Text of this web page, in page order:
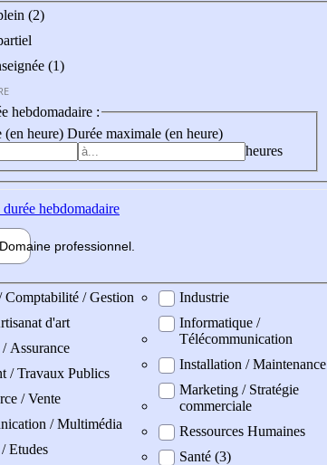
(2)
(1)
hebdomadaire :
(en heure) Durée maximale (en heure)
heures
hebdomadaire
Domaine professionnel
Comptabilité / Gestion
d'art
Assurance
/ Travaux Publics
/ Vente
/ Multimédia
Etudes
Industrie
Informatique /
Télécommunication
Installation / Maintenance
Marketing / Stratégie
commerciale
Ressources Humaines
Santé (3)